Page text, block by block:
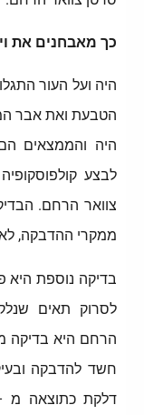
כך מאבחנים את
היה ועל העור
הטבעת ואת אבר
היה והממצאים
לבצע
צוואר הרחם.
ממקרי ההדבקה, לא
לסרוק תאים
הרחם היא בדיקה
חשד להדבקה